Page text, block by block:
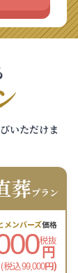
いただけま
葬プラン
メンバーズ価格
税抜
円
(税込99,000円)